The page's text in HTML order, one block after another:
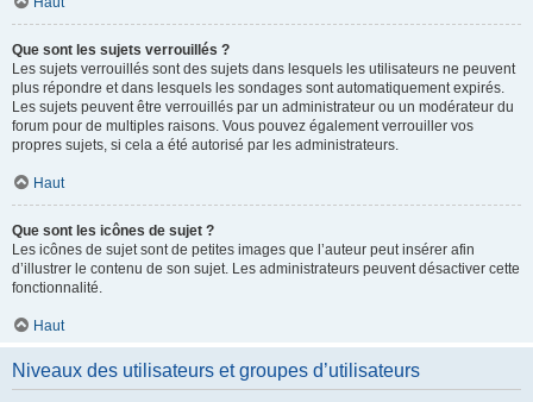
Que sont les sujets verrouillés ?
Les sujets verrouillés sont des sujets dans lesquels les utilisateurs ne peuvent
plus répondre et dans lesquels les sondages sont automatiquement expirés.
Les sujets peuvent être verrouillés par un administrateur ou un modérateur du
forum pour de multiples raisons. Vous pouvez également verrouiller vos
propres sujets, si cela a été autorisé par les administrateurs.
Haut
Que sont les icônes de sujet ?
Les icônes de sujet sont de petites images que l’auteur peut insérer afin
d’illustrer le contenu de son sujet. Les administrateurs peuvent désactiver cette
fonctionnalité.
Haut
Niveaux des utilisateurs et groupes d’utilisateurs